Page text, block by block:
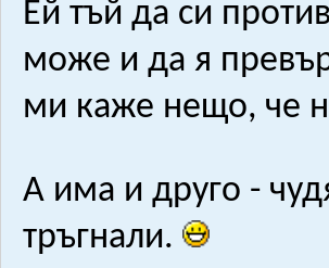
Ей тъй да си
може и да я
ми каже нещо, че
А има и друго -
тръгнали.